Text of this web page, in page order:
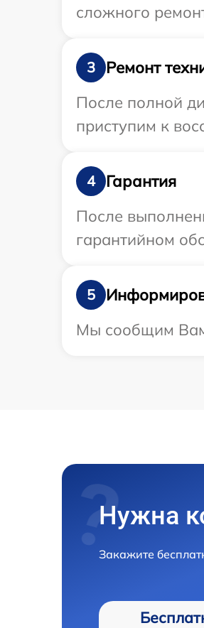
сложного
3
Ремонт
После полной
приступим к
4
Гарантия
После
гарантийном
5
Мы сообщим Вам
Нужна
Закажите